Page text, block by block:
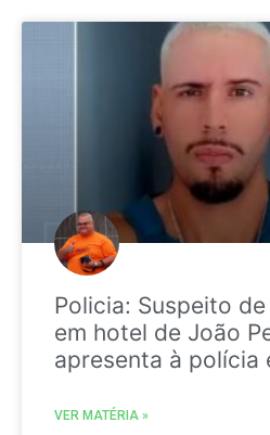
Policia: Suspeito
em hotel de João
apresenta à polícia
VER MATÉRIA »